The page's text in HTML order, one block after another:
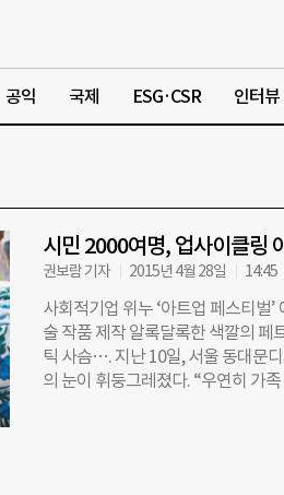
공익 국제 ESG·CSR 인터뷰
시민 2000여명, 업사이클링
권보람 기자 2015년 4월 28일 14:45
사회적기업 위누 ‘아트업 페스티벌
술 작품 제작 알록달록한 색깔의 페
틱 사슴…. 지난 10일, 서울 동대문
의 눈이 휘둥그레졌다. “우연히 가